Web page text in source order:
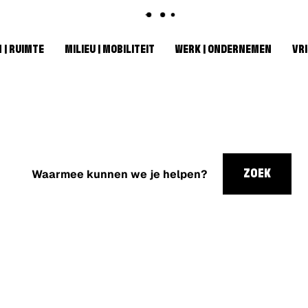
| RUIMTE MILIEU | MOBILITEIT WERK | ONDERNEMEN
kunnen
ZOEK